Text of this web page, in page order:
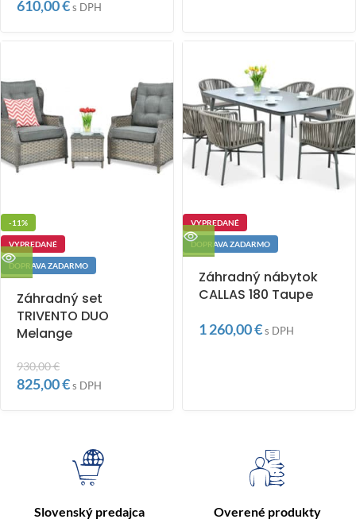
610,00€s DPH
-11%
VYPREDANÉ
DOPRAVA ZADARMO
Záhradný set
TRIVENTO DUO
Melange
930,00€
825,00€s DPH
VYPREDANÉ
DOPRAVA ZADARMO
Záhradný nábytok
CALLAS 180 Taupe
1 260,00€s DPH
Slovenský predajca
Overené produkty